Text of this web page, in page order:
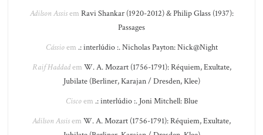
Adilson Assisem Ravi Shankar (1920-2012) & Philip Glass (1937):
Passages
Cássioem .: interlúdio :. Nicholas Payton: Nick@Night
Raif Haddadem W. A. Mozart (1756-1791): Réquiem, Exultate,
Jubilate (Berliner, Karajan / Dresden, Klee)
Ciscoem .: interlúdio :. Joni Mitchell: Blue
Adilson Assisem W. A. Mozart (1756-1791): Réquiem, Exultate,